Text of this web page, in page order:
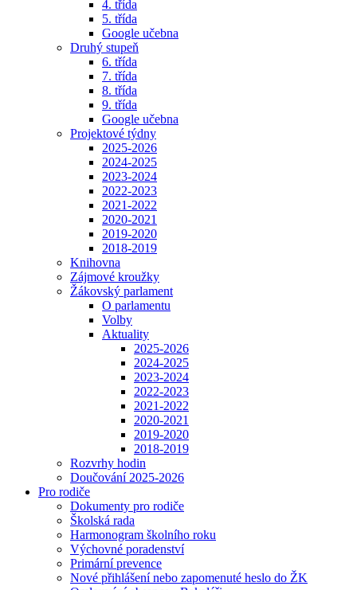
4. třída
5. třída
Google učebna
Druhý stupeň
6. třída
7. třída
8. třída
9. třída
Google učebna
Projektové týdny
2025-2026
2024-2025
2023-2024
2022-2023
2021-2022
2020-2021
2019-2020
2018-2019
Knihovna
Zájmové kroužky
Žákovský parlament
O parlamentu
Volby
Aktuality
2025-2026
2024-2025
2023-2024
2022-2023
2021-2022
2020-2021
2019-2020
2018-2019
Rozvrhy hodin
Doučování 2025-2026
Pro rodiče
Dokumenty pro rodiče
Školská rada
Harmonogram školního roku
Výchovné poradenství
Primární prevence
Nové přihlášení nebo zapomenuté heslo do ŽK